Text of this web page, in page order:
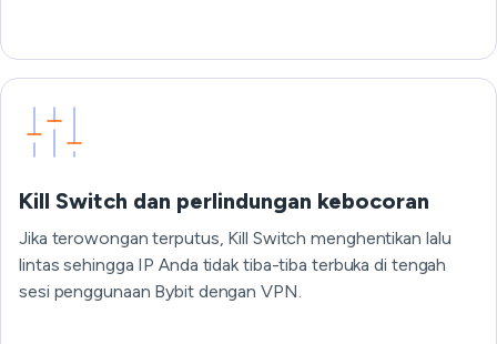
Kill Switch dan perlindungan kebocoran
Jika terowongan terputus, Kill Switch menghentikan lalu
lintas sehingga IP Anda tidak tiba-tiba terbuka di tengah
sesi penggunaan Bybit dengan VPN.